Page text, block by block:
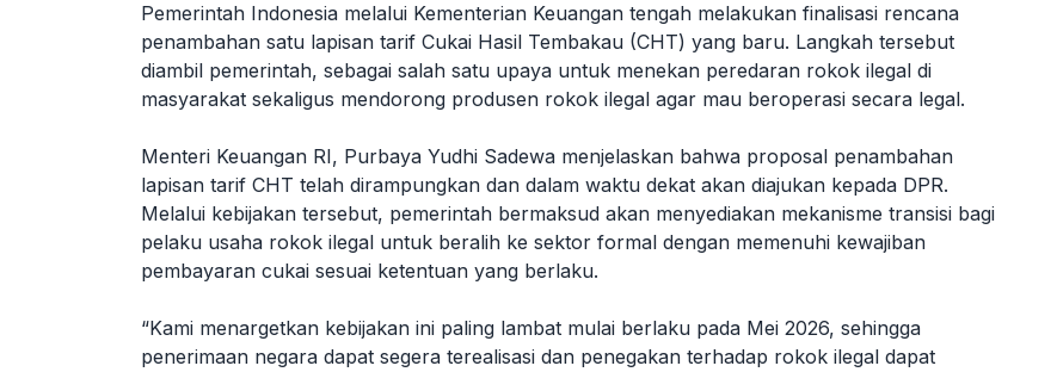
Pemerintah Indonesia melalui Kementerian Keuangan tengah melakukan finalisasi rencana
penambahan satu lapisan tarif Cukai Hasil Tembakau (CHT) yang baru. Langkah tersebut
diambil pemerintah, sebagai salah satu upaya untuk menekan peredaran rokok ilegal di
masyarakat sekaligus mendorong produsen rokok ilegal agar mau beroperasi secara legal.
Menteri Keuangan RI, Purbaya Yudhi Sadewa menjelaskan bahwa proposal penambahan
lapisan tarif CHT telah dirampungkan dan dalam waktu dekat akan diajukan kepada DPR.
Melalui kebijakan tersebut, pemerintah bermaksud akan menyediakan mekanisme transisi bagi
pelaku usaha rokok ilegal untuk beralih ke sektor formal dengan memenuhi kewajiban
pembayaran cukai sesuai ketentuan yang berlaku.
“Kami menargetkan kebijakan ini paling lambat mulai berlaku pada Mei 2026, sehingga
penerimaan negara dapat segera terealisasi dan penegakan terhadap rokok ilegal dapat